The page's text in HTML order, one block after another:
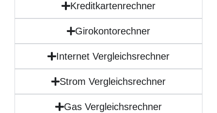
Kreditkartenrechner
Girokontorechner
Internet Vergleichsrechner
Strom Vergleichsrechner
Gas Vergleichsrechner